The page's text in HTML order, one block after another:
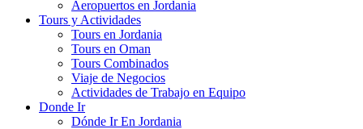
Aeropuertos en Jordania
Tours y Actividades
Tours en Jordania
Tours en Oman
Tours Combinados
Viaje de Negocios
Actividades de Trabajo en Equipo
Donde Ir
Dónde Ir En Jordania